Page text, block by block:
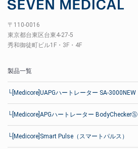
〒110-0016
東京都台東区台東4-27-5
秀和御徒町ビル1F・3F・4F
製品一覧
└[Medicore]UAPGハートレーター SA-3000NEW
└[Medicore]APGハートレーター BodyCheckerⓈ
└[Medicore]Smart Pulse（スマートパルス）